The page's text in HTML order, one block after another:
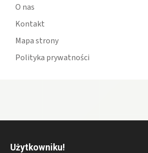
O nas
Kontakt
Mapa strony
Polityka prywatności
Użytkowniku!